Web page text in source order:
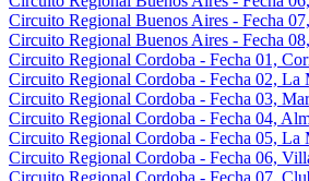
Circuito Regional Buenos Aires - Fecha
Circuito Regional Buenos Aires - Fecha
Circuito Regional Cordoba - Fecha 01,
Circuito Regional Cordoba - Fecha 02, La
Circuito Regional Cordoba - Fecha 03,
Circuito Regional Cordoba - Fecha 04,
Circuito Regional Cordoba - Fecha 05, La
Circuito Regional Cordoba - Fecha 06,
Circuito Regional Cordoba - Fecha 07,